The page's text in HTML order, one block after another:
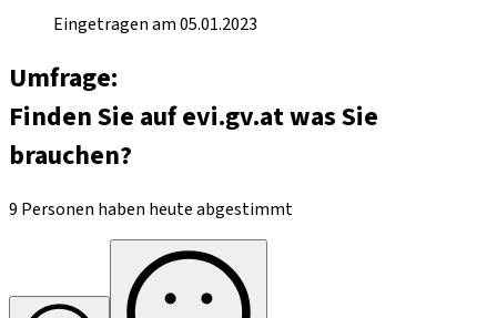
Eingetragen am 05.01.2023
Umfrage:
Finden Sie auf evi.gv.at was Sie
brauchen?
9 Personen haben heute abgestimmt